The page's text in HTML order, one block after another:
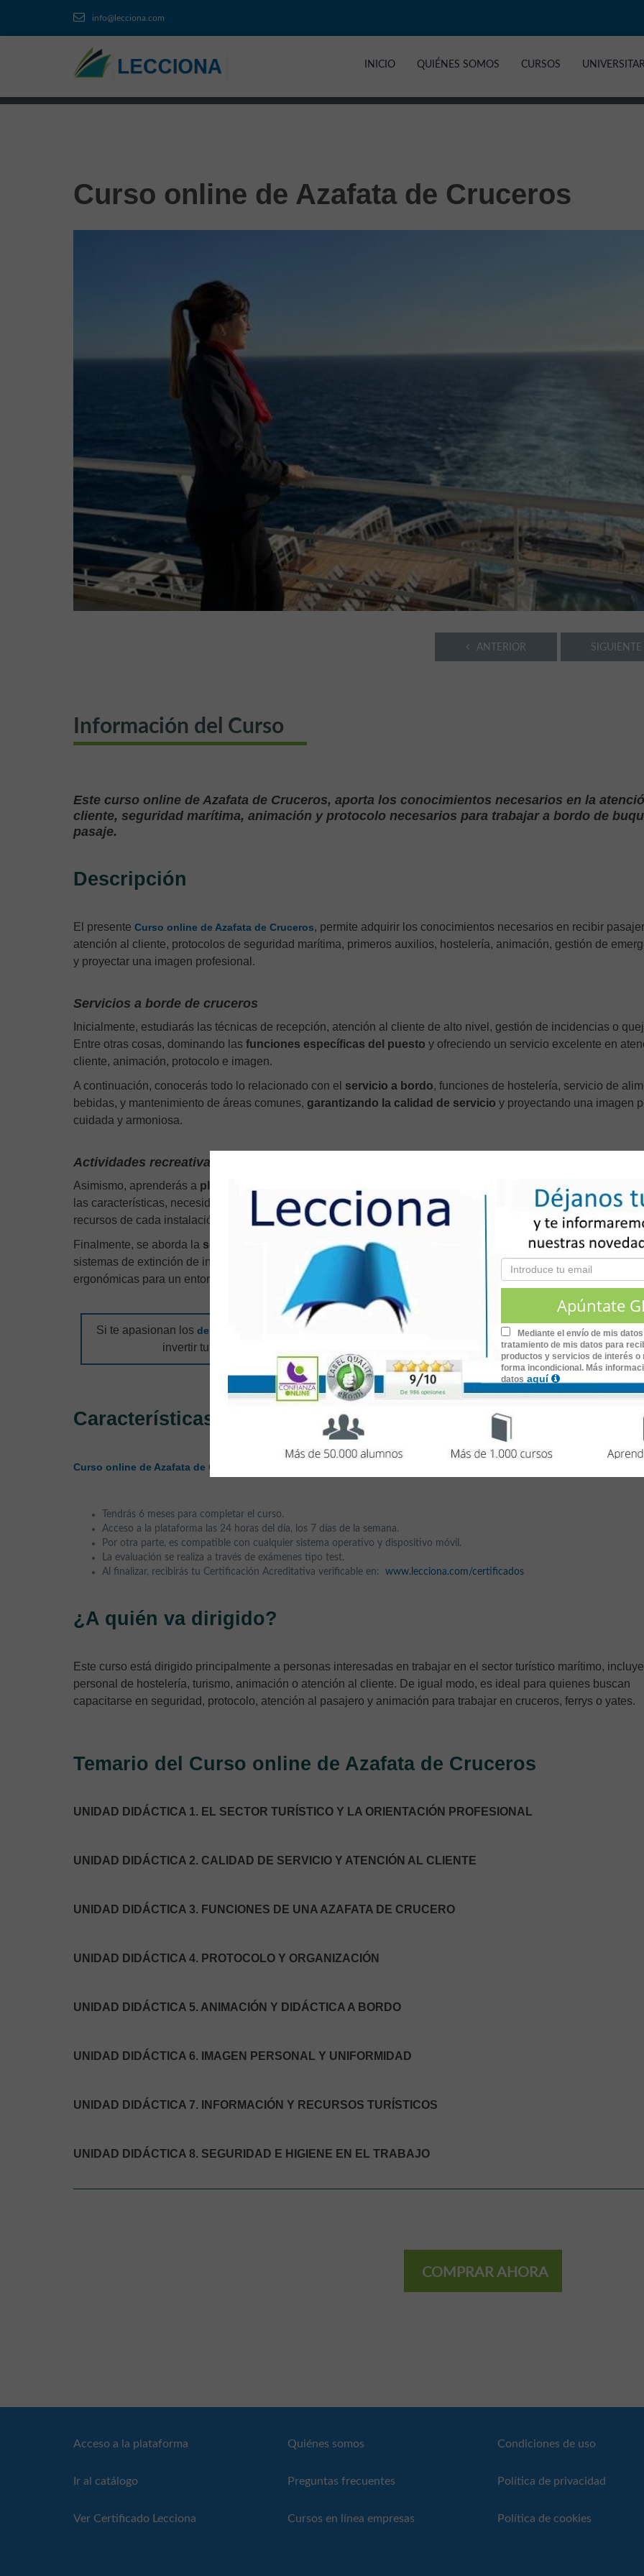
info@lecciona.com
INICIO QUIÉNES SOMOS CURSOS
Curso online de Azafata de Cruceros
SIGUIENTE
ANTERIOR
Información del Curso
Este curso online de Azafata de Cruceros, aporta los conocimientos necesarios en la
cliente, seguridad marítima, animación y protocolo necesarios para trabajar a bordo de
pasaje.
Descripción
El presente Curso online de Azafata de Cruceros, permite adquirir los conocimientos necesarios en recibir
atención al cliente, protocolos de seguridad marítima, primeros auxilios, hostelería, animación, gestión de
y proyectar una imagen profesional.
Servicios a borde de cruceros
Inicialmente, estudiarás las técnicas de recepción, atención al cliente de alto nivel, gestión de incidencias o
Entre otras cosas, dominando las funciones específicas del puesto y ofreciendo un servicio excelente en
cliente, animación, protocolo e imagen.
A continuación, conocerás todo lo relacionado con el servicio a bordo, funciones de hostelería, servicio de
bebidas, y mantenimiento de áreas comunes, garantizando la calidad de servicio y proyectando una imagen
cuidada y armoniosa.
Actividades recreativas en cruceros
Asimismo, aprenderás a planificar actividades recreativas y culturales
dirigidas a diversos públicos en
las características, necesidades e intereses de los usuarios (adultos, adolescentes, niños, mayores), adaptadas
recursos de cada instalación.
Finalmente, se aborda la seguridad e higiene en el trabajoa bordo, incluyendo primeros auxilios, higiene
sistemas de extinción de incendios. Así como, la prevención de robos, riesgos laborales y buenas prácticas
ergonómicas para un entorno laboral seguro.
Si te apasionan los deportes
y te gustaría dedicarte profesionalmente a ello o si buscas una actividad en la
invertir tu tiempo de
, este es tu sitio. Sólo tienes que decidir tu deporte preferido.
Características
Curso online de Azafata de Cruceros
Tendrás 6 meses para completar el curso.
Acceso a la plataforma las 24 horas del día, los 7 días de la semana.
Por otra parte, es compatible con cualquier sistema operativo y dispositivo móvil.
La evaluación se realiza a través de exámenes tipo test.
Al finalizar, recibirás tu Certificación Acreditativa verificable en: www.lecciona.com/certificados
¿A quién va dirigido?
Este curso está dirigido principalmente a personas interesadas en trabajar en el sector turístico marítimo,
personal de hostelería, turismo, animación o atención al cliente. De igual modo, es ideal para quienes buscan
capacitarse en seguridad, protocolo, atención al pasajero y animación para trabajar en cruceros, ferrys o yates.
Temario del Curso online de Azafata de Cruceros
UNIDAD DIDÁCTICA 1. EL SECTOR TURÍSTICO Y LA ORIENTACIÓN PROFESIONAL
UNIDAD DIDÁCTICA 2. CALIDAD DE SERVICIO Y ATENCIÓN AL CLIENTE
UNIDAD DIDÁCTICA 3. FUNCIONES DE UNA AZAFATA DE CRUCERO
UNIDAD DIDÁCTICA 4. PROTOCOLO Y ORGANIZACIÓN
UNIDAD DIDÁCTICA 5. ANIMACIÓN Y DIDÁCTICA A BORDO
UNIDAD DIDÁCTICA 6. IMAGEN PERSONAL Y UNIFORMIDAD
UNIDAD DIDÁCTICA 7. INFORMACIÓN Y RECURSOS TURÍSTICOS
UNIDAD DIDÁCTICA 8. SEGURIDAD E HIGIENE EN EL TRABAJO
COMPRAR AHORA
Acceso a la plataforma
Ir al catálogo
Ver Certificado Lecciona
Quiénes somos
Preguntas frecuentes
Cursos en línea empresas
Condiciones de uso
Política de privacidad
Política de cookies
Mediante el envío de mis
tratamiento de mis datos para
productos y servicios de interés o
forma incondicional. Más
datos aquí